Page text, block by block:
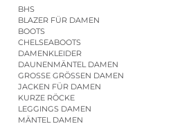
BHS
BLAZER FÜR DAMEN
BOOTS
CHELSEABOOTS
DAMENKLEIDER
DAUNENMÄNTEL DAMEN
GROSSE GRÖSSEN DAMEN
JACKEN FÜR DAMEN
KURZE RÖCKE
LEGGINGS DAMEN
MÄNTEL DAMEN